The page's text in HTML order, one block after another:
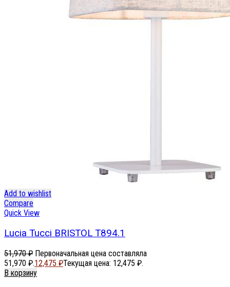
Add to wishlist
Compare
Quick View
Lucia Tucci BRISTOL T894.1
51,970₽ Первоначальная цена составляла
51,970 ₽.12,475 ₽Текущая цена: 12,475 ₽.
В корзину